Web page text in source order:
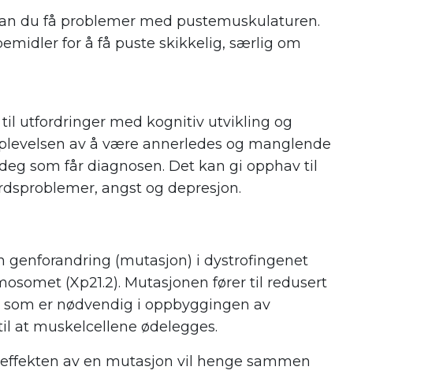
du få problemer med pustemuskulaturen.
for å få puste skikkelig, særlig om
utfordringer med kognitiv utvikling og
av å være annerledes og manglende
som får diagnosen. Det kan gi opphav til
angst og depresjon.
genforandring (mutasjon) i dystrofingenet
(Xp21.2). Mutasjonen fører til redusert
er nødvendig i oppbyggingen av
at muskelcellene ødelegges.
av en mutasjon vil henge sammen